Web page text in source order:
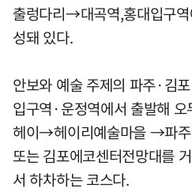
출렁다리→대곡역,홍대입구
성돼 있다.
안보와 예술 주제의 파주·김
입구역·운정역에서 출발해
헤이→헤이리예술마을 →파
또는 김포에코센터전망대를
서 하차하는 코스다.